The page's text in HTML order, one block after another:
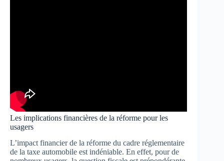
Les implications financières de la réforme pour les
usagers
L’impact financier de la réforme du cadre réglementaire
de la taxe automobile est indéniable. En effet, pour de